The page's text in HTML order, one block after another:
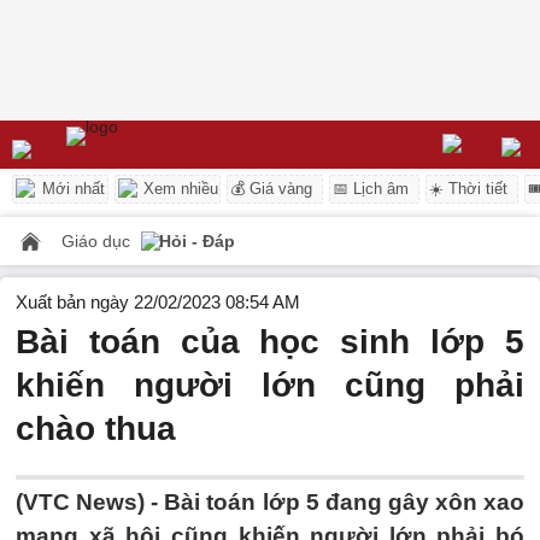
Mới nhất Xem nhiều 💰 Giá vàng 📅 Lịch âm ☀️ Thời tiết
Giáo dục Hỏi - Đáp
Xuất bản ngày 22/02/2023 08:54 AM
Bài toán của học sinh lớp 5
khiến người lớn cũng phải
chào thua
(VTC News) - Bài toán lớp 5 đang gây xôn xao